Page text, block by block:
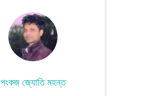
পংকজ জ্যোতি মহন্ত